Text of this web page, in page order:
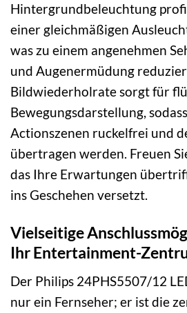
Hintergrundbeleuchtung
einer gleichmäßigen
was zu einem angenehmen
und Augenermüdung
Bildwiederholrate sorgt für
Bewegungsdarstellung,
Actionszenen ruckelfrei und
übertragen werden. Freuen
das Ihre Erwartungen
ins Geschehen versetzt.
Vielseitige
Ihr Entertainment-
Der Philips 24PHS5507/12
nur ein Fernseher; er ist die